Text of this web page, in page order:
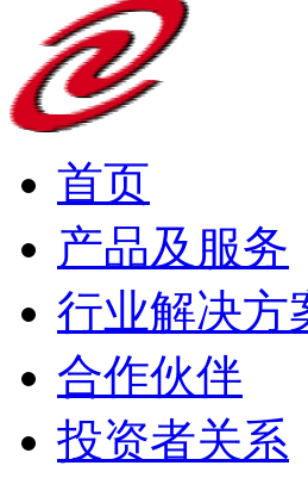
首页
产品及服务
行业解决方
合作伙伴
投资者关系